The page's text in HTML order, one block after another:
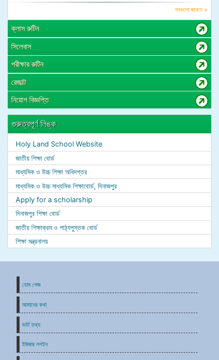
সবগুলো জানতে »
ক্লাস রুটিন
সিলেবাস
পরীক্ষার রুটিন
রেজাল্ট
নিয়োগ বিজ্ঞপ্তি
গুরুত্বপূর্ণ লিঙ্ক
Holy Land School Website
জাতীয় শিক্ষা বোর্ড
মাধ্যমিক ও উচ্চ শিক্ষা অধিদপ্তর
মাধ্যমিক ও উচ্চ মাধ্যমিক শিক্ষাবোর্ড, দিনাজপুর
Apply for a scholarship
দিনাজপুর শিক্ষা বোর্ড
জাতীয় শিক্ষাক্রম ও পাঠ্যপুস্তক বোর্ড
শিক্ষা মন্ত্রনালয়
হোম পেজ
আমাদের কথা
ভর্তি তথ্য
ইউজার লগইন